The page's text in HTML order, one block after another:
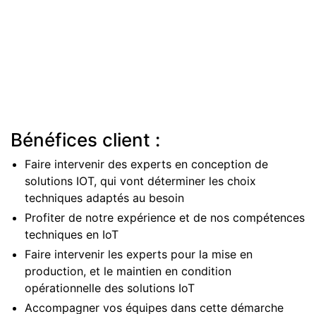
Bénéfices client :
Faire intervenir des experts en conception de
solutions IOT, qui vont déterminer les choix
techniques adaptés au besoin
Profiter de notre expérience et de nos compétences
techniques en IoT
Faire intervenir les experts pour la mise en
production, et le maintien en condition
opérationnelle des solutions IoT
Accompagner vos équipes dans cette démarche